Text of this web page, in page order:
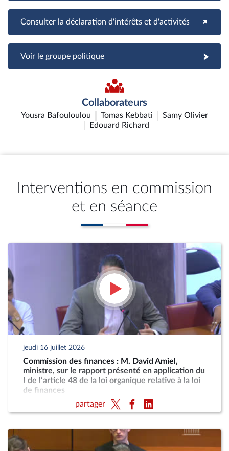
Consulter la déclaration d'intérêts et d'activités
Voir le groupe politique
Collaborateurs
Yousra Bafouloulou Tomas Kebbati
Samy Olivier
Edouard Richard
Interventions en commission
et en séance
jeudi 16 juillet 2026
Commission des finances : M. David Amiel,
ministre, sur le rapport présenté en application du
I de l’article 48 de la loi organique relative à la loi
de finances
partager